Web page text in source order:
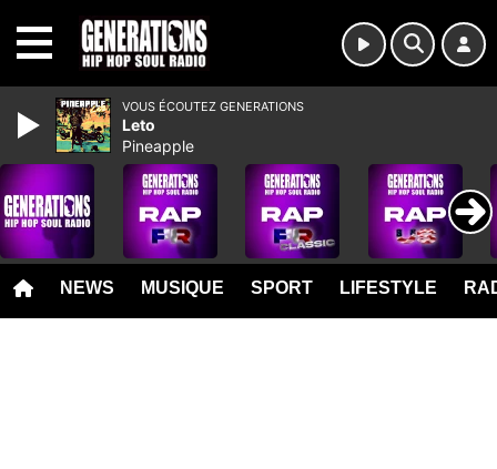
NEWS MUSIQUE SPORT LIFESTYLE
VOUS ÉCOUTEZ GENERATIONS
Leto
Pineapple